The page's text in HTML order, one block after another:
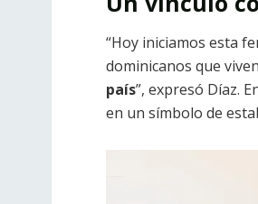
“Hoy iniciamos esta
dominicanos que
país”, expresó Díaz.
en un símbolo de